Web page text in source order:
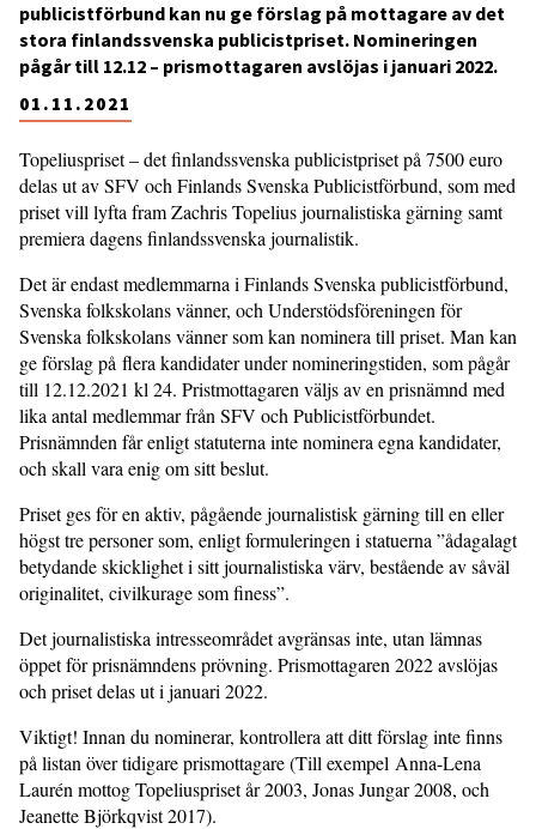
01.11.2021
publicistförbund kan nu ge förslag på mottagare av det
stora finlandssvenska publicistpriset. Nomineringen
pågår till 12.12 – prismottagaren avslöjas i januari 2022.
Topeliuspriset – det finlandssvenska publicistpriset på 7500 euro
delas ut av SFV och Finlands Svenska Publicistförbund, som med
priset vill lyfta fram Zachris Topelius journalistiska gärning samt
premiera dagens finlandssvenska journalistik.
Det är endast medlemmarna i Finlands Svenska publicistförbund,
Svenska folkskolans vänner, och Understödsföreningen för
Svenska folkskolans vänner som kan nominera till priset. Man kan
ge förslag på flera kandidater under nomineringstiden, som pågår
till 12.12.2021 kl 24. Pristmottagaren väljs av en prisnämnd med
lika antal medlemmar från SFV och Publicistförbundet.
Prisnämnden får enligt statuterna inte nominera egna kandidater,
och skall vara enig om sitt beslut.
Priset ges för en aktiv, pågående journalistisk gärning till en eller
högst tre personer som, enligt formuleringen i statuerna ”ådagalagt
betydande skicklighet i sitt journalistiska värv, bestående av såväl
originalitet, civilkurage som finess”.
Det journalistiska intresseområdet avgränsas inte, utan lämnas
öppet för prisnämndens prövning. Prismottagaren 2022 avslöjas
och priset delas ut i januari 2022.
Viktigt! Innan du nominerar, kontrollera att ditt förslag inte finns
på listan över tidigare prismottagare (Till exempel Anna-Lena
Laurén mottog Topeliuspriset år 2003, Jonas Jungar 2008, och
Jeanette Björkqvist 2017).